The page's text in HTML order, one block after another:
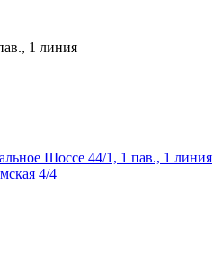
1 линия
Шоссе 44/1, 1 пав., 1 линия
4/4